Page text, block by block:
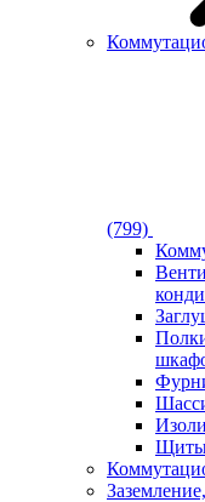
(799)
Щиты